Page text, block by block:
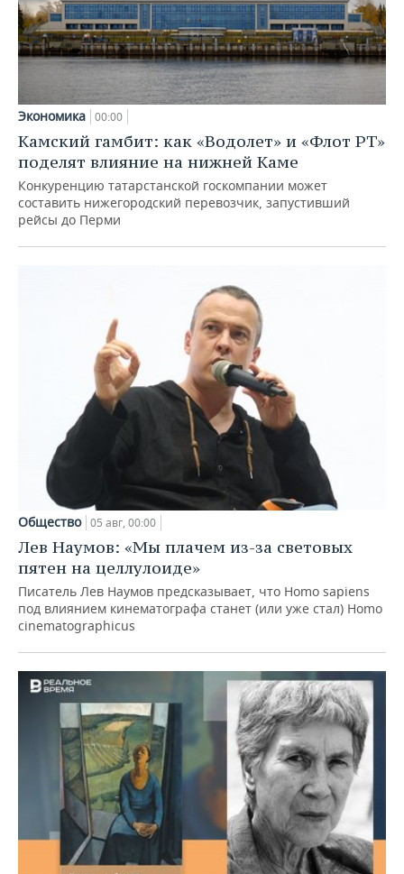
Экономика 00:00
Камский гамбит: как «Водолет» и «Флот РТ»
поделят влияние на нижней Каме
Конкуренцию татарстанской госкомпании может
составить нижегородский перевозчик, запустивший
рейсы до Перми
Общество 05 авг, 00:00
Лев Наумов: «Мы плачем из-за световых
пятен на целлулоиде»
Писатель Лев Наумов предсказывает, что Homo sapiens
под влиянием кинематографа станет (или уже стал) Homo
cinematographicus